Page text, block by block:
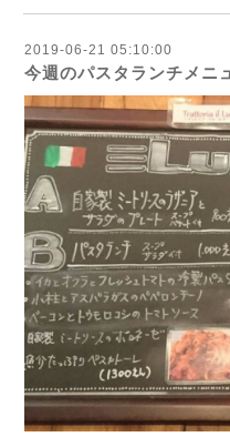
2019-06-21 05:10:00
今週のパスタランチメニ